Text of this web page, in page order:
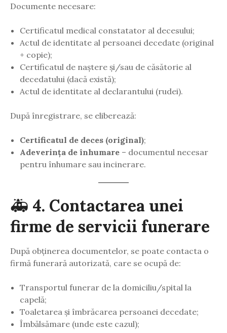
Documente necesare:
Certificatul medical constatator al decesului;
Actul de identitate al persoanei decedate (original
+ copie);
Certificatul de naștere și/sau de căsătorie al
decedatului (dacă există);
Actul de identitate al declarantului (rudei).
După înregistrare, se eliberează:
Certificatul de deces (original);
Adeverința de înhumare – documentul necesar
pentru înhumare sau incinerare.
🚑 4. Contactarea unei
firme de servicii funerare
După obținerea documentelor, se poate contacta o
firmă funerară autorizată, care se ocupă de:
Transportul funerar de la domiciliu/spital la
capelă;
Toaletarea și îmbrăcarea persoanei decedate;
Îmbălsămare (unde este cazul);